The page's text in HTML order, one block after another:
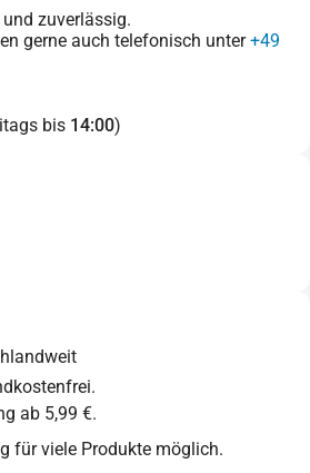
zuverlässig.
gerne auch telefonisch unter+49
bis 14:00)
ab 5,99 €.
für viele Produkte möglich.